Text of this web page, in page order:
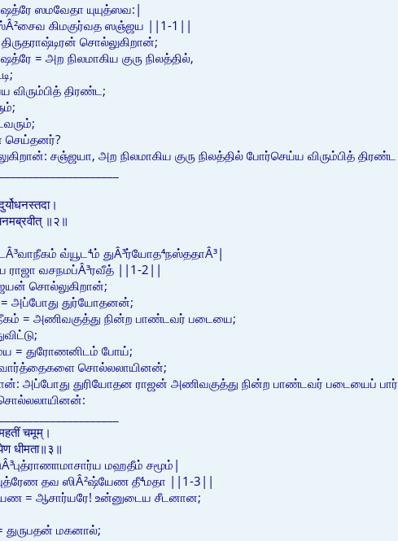
ஸமவேதா யுயுத்ஸவ:|
கிமகுர்வத ஸஞ்ஜய ||1-1||
சொல்லுகிறான்;
= அற நிலமாகிய குரு நிலத்தில்,
விரும்பித் திரண்ட;
செய்தனர்?
சஞ்ஜயா, அற நிலமாகிய குரு நிலத்தில் போர்செய்ய விரும்பித்
॥२॥
வ்யூட⁴ம் துÂ³ர்யோத⁴நஸ்ததாÂ³|
ராஜா வசநமப்Â³ரவீத் ||1-2||
சொல்லுகிறான்;
= அப்போது துர்யோதனன்;
= அணிவகுத்து நின்ற பாண்டவர் படையை;
= துரோணனிடம் போய்;
சொல்லலாயினன்;
அப்போது துரியோதன ராஜன் அணிவகுத்து நின்ற பாண்டவர் படையைப்
महतीं चमूम्।
धीमता॥३॥
மஹதீம் சமூம்|
தவ ஸிÂ²ஷ்யேண தீ⁴மதா ||1-3||
= ஆசார்யரே! உன்னுடைய சீடனான;
துருபதன் மகனால்;